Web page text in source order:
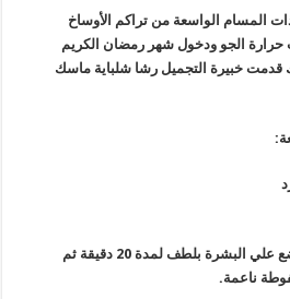
المسام الواسعة من تراكم الأوساخ
حرارة الجو ودخول شهر رمضان الكريم
قدمت خبيرة التجميل رشا شلباية ماسك
-تخلط النشا مع ماء الورد ثم تضع علي البشرة بلطف لمدة 20 دقيقة ثم
ناعمة.